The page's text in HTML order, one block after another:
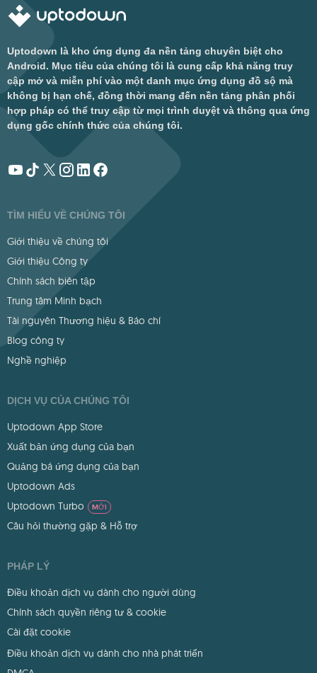
Uptodown là kho ứng dụng đa nền tảng chuyên biệt cho
Android. Mục tiêu của chúng tôi là cung cấp khả năng truy
cập mở và miễn phí vào một danh mục ứng dụng đồ sộ mà
không bị hạn chế, đồng thời mang đến nền tảng phân phối
hợp pháp có thể truy cập từ mọi trình duyệt và thông qua ứng
dụng gốc chính thức của chúng tôi.
TÌM HIỂU VỀ CHÚNG TÔI
Giới thiệu về chúng tôi
Giới thiệu Công ty
Chính sách biên tập
Trung tâm Minh bạch
Tài nguyên Thương hiệu & Báo chí
Blog công ty
Nghề nghiệp
DỊCH VỤ CỦA CHÚNG TÔI
Uptodown App Store
Xuất bản ứng dụng của bạn
Quảng bá ứng dụng của bạn
Uptodown Ads
Uptodown Turbo
MỚI
Câu hỏi thường gặp & Hỗ trợ
PHÁP LÝ
Điều khoản dịch vụ dành cho người dùng
Chính sách quyền riêng tư & cookie
Cài đặt cookie
Điều khoản dịch vụ dành cho nhà phát triển